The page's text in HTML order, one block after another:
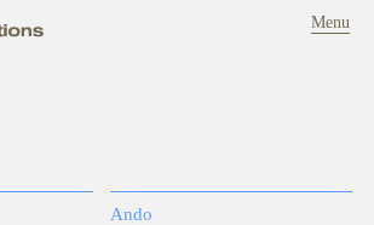
Menu
Ando